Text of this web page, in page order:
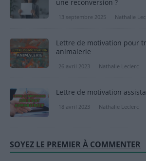
une reconversion ?
13 septembre 2025 Nathalie
Lettre de motivation pour
animalerie
26 avril 2023 Nathalie Leclerc
Lettre de motivation
18 avril 2023 Nathalie Leclerc
SOYEZ LE PREMIER À COMMENTER